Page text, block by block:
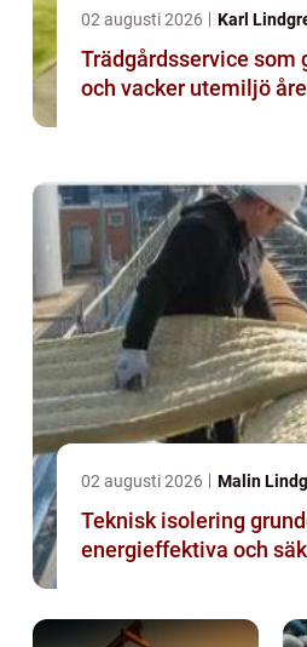
02 augusti 2026 Karl
Trädgårdsservice som
och vacker utemiljö
02 augusti 2026 Malin
Teknisk isolering grunden för
energieffektiva och